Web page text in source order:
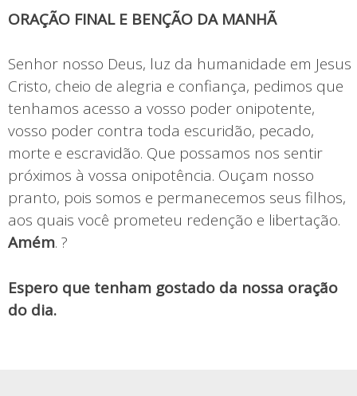
ORAÇÃO FINAL E BENÇÃO DA MANHÃ
Senhor nosso Deus, luz da humanidade em Jesus
Cristo, cheio de alegria e confiança, pedimos que
tenhamos acesso a vosso poder onipotente,
vosso poder contra toda escuridão, pecado,
morte e escravidão. Que possamos nos sentir
próximos à vossa onipotência. Ouçam nosso
pranto, pois somos e permanecemos seus filhos,
aos quais você prometeu redenção e libertação.
Amém. ?
Espero que tenham gostado da nossa oração
do dia.